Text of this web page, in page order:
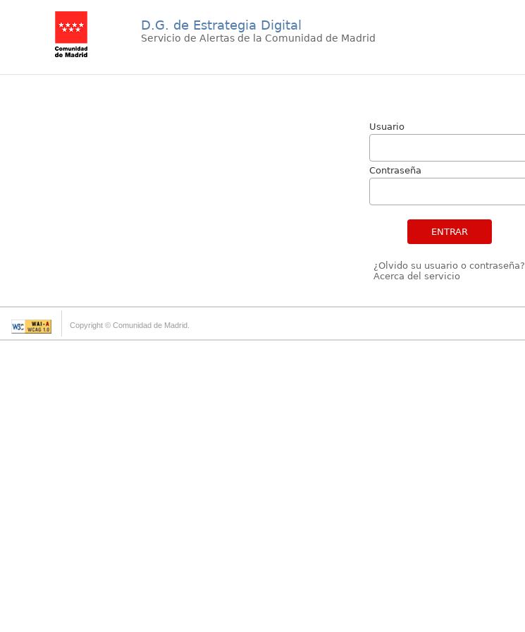
D.G. de Estrategia Digital
Servicio de Alertas de la Comunidad de Madrid
Usuario
Contraseña
ENTRAR
¿Olvido su usuario o contraseña?
Acerca del servicio
Copyright © Comunidad de Madrid.